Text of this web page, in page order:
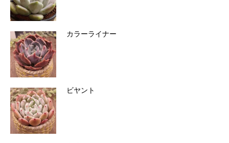
カラーライナー
ビヤント